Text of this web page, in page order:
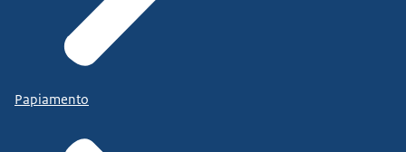
Papiamento